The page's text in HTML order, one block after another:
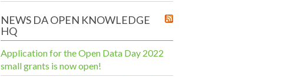
NEWS DA OPEN KNOWLEDGE
HQ
Application for the Open Data Day 2022
small grants is now open!